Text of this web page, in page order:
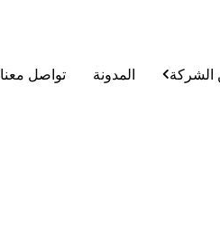
المدونة تواصل معنا